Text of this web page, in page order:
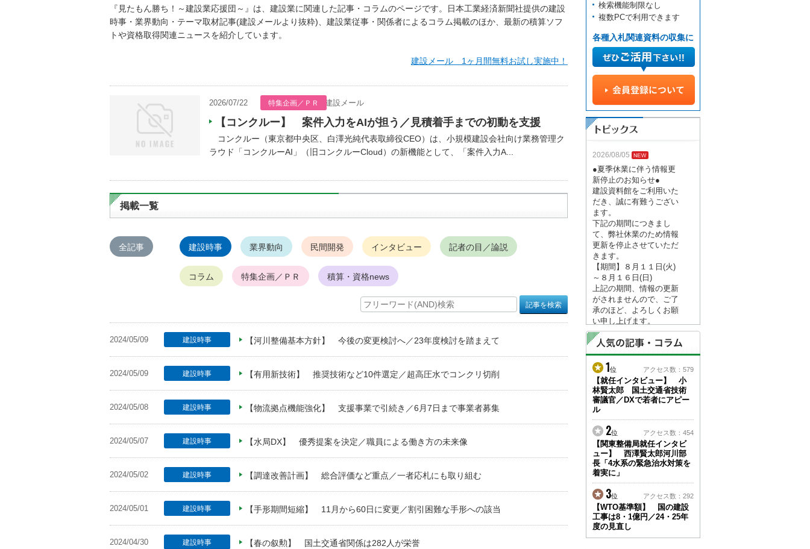
『見たもん勝ち！～建設業応援団～』は、建設業に関連した記事・コラムのページです。日本工業経済新聞社提供の建設
時事・業界動向・テーマ取材記事(建設メールより抜粋)、建設業従事・関係者によるコラム掲載のほか、最新の積算ソフ
トや資格取得関連ニュースを紹介しています。
建設メール 1ヶ月間無料お試し実施中！
2026/07/22 特集企画／ＰＲ 建設メール
【コンクルー】 案件入力をAIが担う／見積着手までの初動を支援
コンクルー（東京都中央区、白澤光純代表取締役CEO）は、小規模建設会社向け業務管理ク
ラウド「コンクルーAI」（旧コンクルーCloud）の新機能として、「案件入力A...
掲載一覧
全記事 建設時事 業界動向 民間開発 インタビュー 記者の目／論説
コラム 特集企画／ＰＲ 積算・資格news
建設時事
2024/05/09 【河川整備基本方針】 今後の変更検討へ／23年度検討を踏まえて
建設時事
2024/05/09 【有用新技術】 推奨技術など10件選定／超高圧水でコンクリ切削
建設時事
2024/05/08 【物流拠点機能強化】 支援事業で引続き／6月7日まで事業者募集
建設時事
2024/05/07 【水局DX】 優秀提案を決定／職員による働き方の未来像
建設時事
2024/05/02 【調達改善計画】 総合評価など重点／一者応札にも取り組む
建設時事
2024/05/01 【手形期間短縮】 11月から60日に変更／割引困難な手形への該当
建設時事
2024/04/30 【春の叙勲】 国土交通省関係は282人が栄誉
検索機能制限なし
複数PCで利用できます
各種入札関連資料の収集に
2026/08/05
●夏季休業に伴う情報更
新停止のお知らせ●
建設資料館をご利用いた
だき、誠に有難うござい
ます。
下記の期間につきまし
て、弊社休業のため情報
更新を停止させていただ
きます。
【期間】８月１１日(火)
～８月１６日(日)
上記の期間、情報の更新
がされませんので、ご了
承のほど、よろしくお願
い申し上げます。
なお、情報は８月１７日
(月)より登録されます。
2026/04/23
●ゴールデンウィークに
伴う情報更新停止のお知
らせ(05/02～05/10)●
ユーザー各位
建設資料館をご利用いた
だき、誠に有難うござい
ます。
下記の期間につきまし
て、弊社休業のため情報
更新を停止させていただ
きます。
【期間】５月２日(土)～
５月１０日(日)
上記の期間、情報の更新
がされませんので、ご了
1位 アクセス数：579
【就任インタビュー】 小
林賢太郎 国土交通省技術
審議官／DXで若者にアピー
ル
2位 アクセス数：454
【関東整備局就任インタビ
ュー】 西澤賢太郎河川部
長「4水系の緊急治水対策を
着実に」
3位 アクセス数：292
【WTO基準額】 国の建設
工事は8・1億円／24・25年
度の見直し